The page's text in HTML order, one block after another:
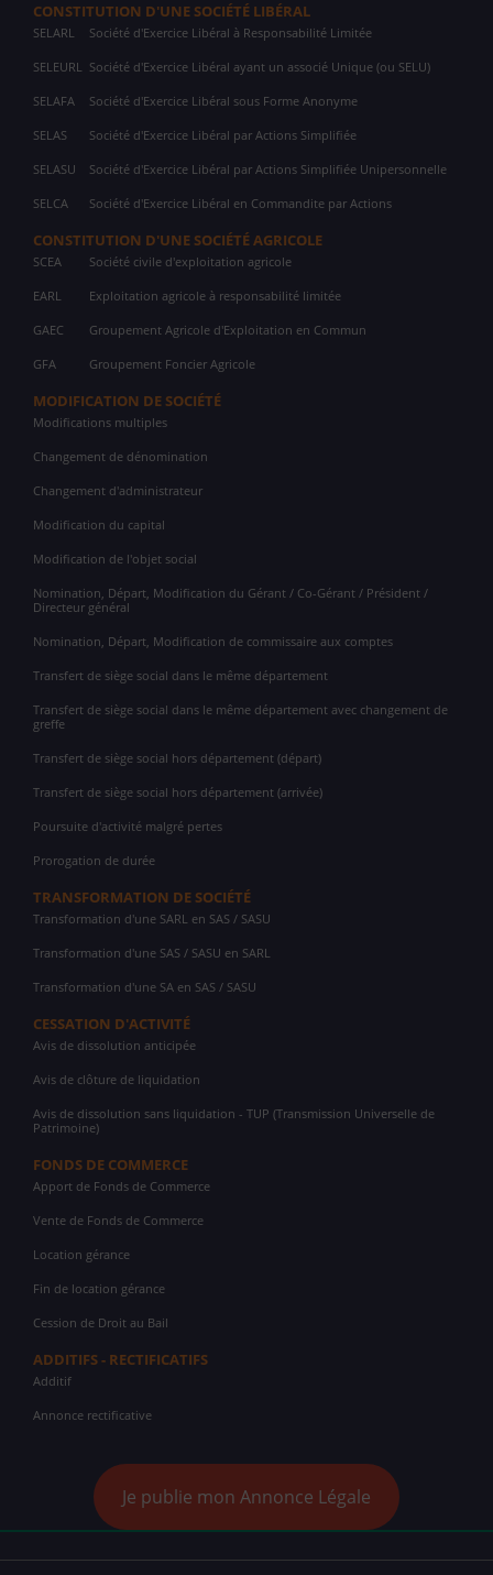
CONSTITUTION D'UNE SOCIÉTÉ LIBÉRAL
SELARL Société d'Exercice Libéral à Responsabilité Limitée
SELEURL Société d'Exercice Libéral ayant un associé Unique (ou SELU)
SELAFA Société d'Exercice Libéral sous Forme Anonyme
SELAS Société d'Exercice Libéral par Actions Simplifiée
SELASU Société d'Exercice Libéral par Actions Simplifiée Unipersonnelle
SELCA Société d'Exercice Libéral en Commandite par Actions
CONSTITUTION D'UNE SOCIÉTÉ AGRICOLE
SCEA Société civile d'exploitation agricole
EARL Exploitation agricole à responsabilité limitée
GAEC Groupement Agricole d'Exploitation en Commun
GFA Groupement Foncier Agricole
MODIFICATION DE SOCIÉTÉ
Modifications multiples
Changement de dénomination
Changement d'administrateur
Modification du capital
Modification de l'objet social
Nomination, Départ, Modification du Gérant / Co-Gérant / Président /
Directeur général
Nomination, Départ, Modification de commissaire aux comptes
Transfert de siège social dans le même département
Transfert de siège social dans le même département avec changement de
greffe
Transfert de siège social hors département (départ)
Transfert de siège social hors département (arrivée)
Poursuite d'activité malgré pertes
Prorogation de durée
TRANSFORMATION DE SOCIÉTÉ
Transformation d'une SARL en SAS / SASU
Transformation d'une SAS / SASU en SARL
Transformation d'une SA en SAS / SASU
CESSATION D'ACTIVITÉ
Avis de dissolution anticipée
Avis de clôture de liquidation
Avis de dissolution sans liquidation - TUP (Transmission Universelle de
Patrimoine)
FONDS DE COMMERCE
Apport de Fonds de Commerce
Vente de Fonds de Commerce
Location gérance
Fin de location gérance
Cession de Droit au Bail
ADDITIFS - RECTIFICATIFS
Additif
Annonce rectificative
Je publie mon Annonce Légale